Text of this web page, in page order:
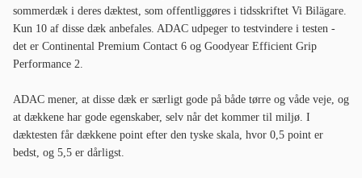
sommerdæk i deres dæktest, som offentliggøres i tidsskriftet Vi Bilägare.
Kun 10 af disse dæk anbefales. ADAC udpeger to testvindere i testen -
det er Continental Premium Contact 6 og Goodyear Efficient Grip
Performance 2.
ADAC mener, at disse dæk er særligt gode på både tørre og våde veje, og
at dækkene har gode egenskaber, selv når det kommer til miljø. I
dæktesten får dækkene point efter den tyske skala, hvor 0,5 point er
bedst, og 5,5 er dårligst.